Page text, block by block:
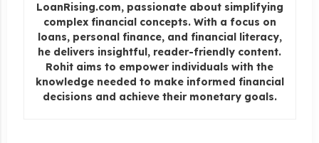
LoanRising.com, passionate about simplifying
complex financial concepts. With a focus on
loans, personal finance, and financial literacy,
he delivers insightful, reader-friendly content.
Rohit aims to empower individuals with the
knowledge needed to make informed financial
decisions and achieve their monetary goals.